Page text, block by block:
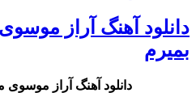
دانلود آهنگ آراز
بمیرم
دانلود آهنگ آراز